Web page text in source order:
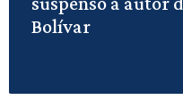
Bolívar